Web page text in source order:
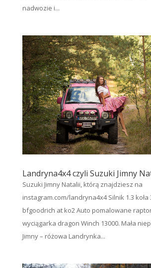
nadwozie i...
Landryna4x4 czyli Suzuki Jimny
Suzuki Jimny Natalii, którą znajdziesz na
instagram.com/landryna4x4 Silnik 1.3 koła
bfgoodrich at ko2 Auto pomalowane
wyciągarka dragon Winch 13000. Mała
Jimny – różowa Landrynka...